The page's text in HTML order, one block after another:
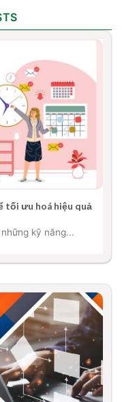
tối ưu hoá hiệu quả
kỹ năng...